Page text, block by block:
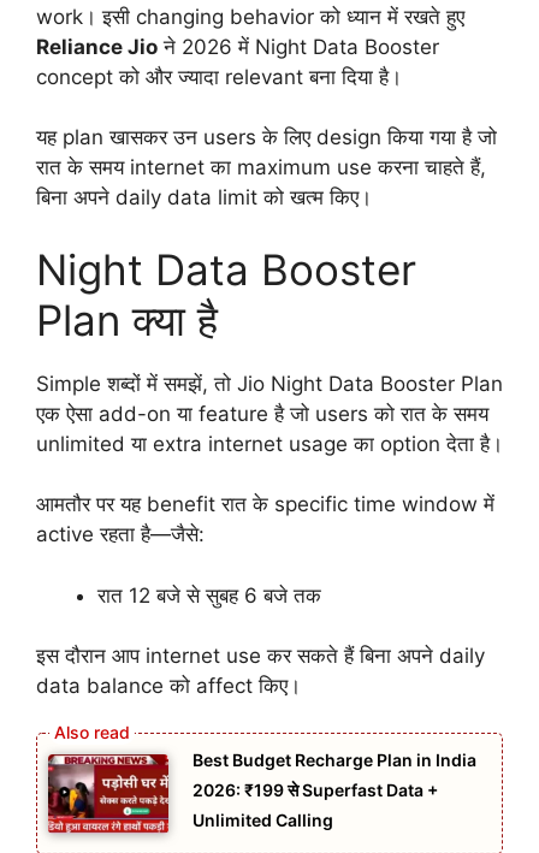
work। इसी changing behavior को ध्यान में रखते हुए
Reliance Jio ने 2026 में Night Data Booster
concept को और ज्यादा relevant बना दिया है।
यह plan खासकर उन users के लिए design किया गया है जो
रात के समय internet का maximum use करना चाहते हैं,
बिना अपने daily data limit को खत्म किए।
Night Data Booster
Plan क्या है
Simple शब्दों में समझें, तो Jio Night Data Booster Plan
एक ऐसा add-on या feature है जो users को रात के समय
unlimited या extra internet usage का option देता है।
आमतौर पर यह benefit रात के specific time window में
active रहता है—जैसे:
रात 12 बजे से सुबह 6 बजे तक
इस दौरान आप internet use कर सकते हैं बिना अपने daily
data balance को affect किए।
Best Budget Recharge Plan in India
2026: ₹199 से Superfast Data +
Unlimited Calling